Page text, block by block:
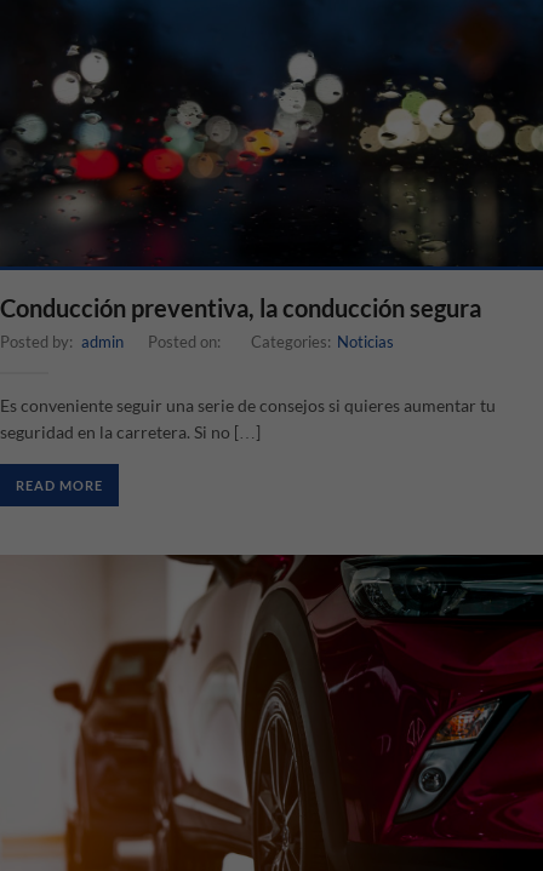
Conducción preventiva, la conducción segura
Posted by: admin Posted on: Categories: Noticias
Es conveniente seguir una serie de consejos si quieres aumentar tu
seguridad en la carretera. Si no […]
READ MORE